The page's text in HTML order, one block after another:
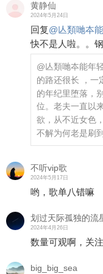
黄静仙
2024年5月24日
回复@亾類哋夲能
快不是人啦。。
@亾類哋夲能年
的路还很长 ，一
的年纪里堕落，
位。老夫一直以
欲，从不近女色
不解为何老是刷
不听vip歌
2024年5月17日
哟，歌单八错嘛
划过天际孤独的流
2024年4月26日
数量可观啊，关
big_big_sea